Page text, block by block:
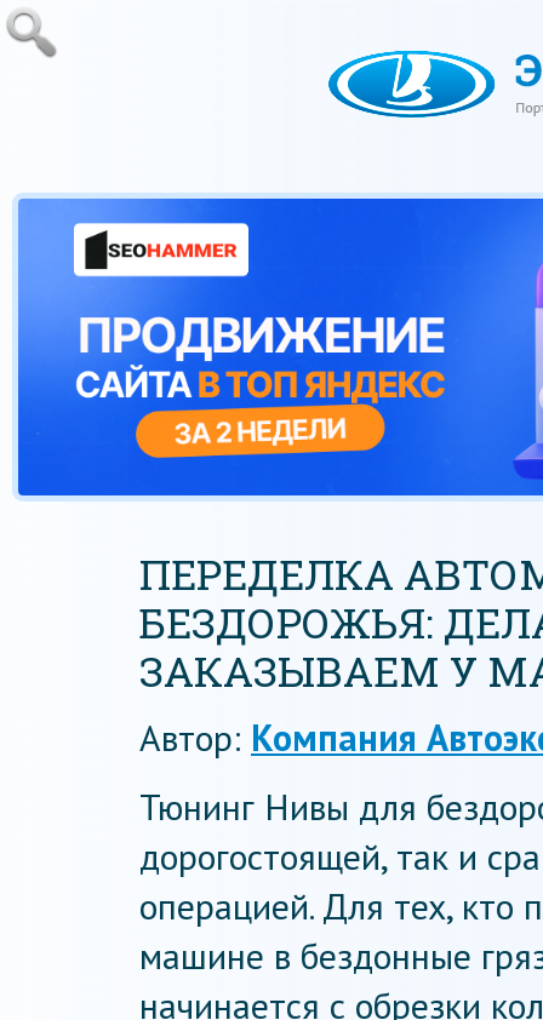
ПЕРЕДЕЛКА
БЕЗДОРОЖЬЯ:
ЗАКАЗЫВАЕМ У
Автор: Компания
Тюнинг Нивы для
дорогостоящей, так и
операцией. Для тех, кто
машине в бездонные
начинается с обрезки